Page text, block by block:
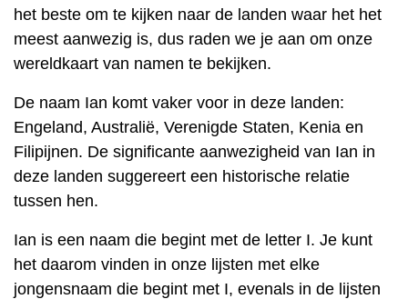
het beste om te kijken naar de landen waar het het
meest aanwezig is, dus raden we je aan om onze
wereldkaart van namen te bekijken.
De naam Ian komt vaker voor in deze landen:
Engeland, Australië, Verenigde Staten, Kenia en
Filipijnen. De significante aanwezigheid van Ian in
deze landen suggereert een historische relatie
tussen hen.
Ian is een naam die begint met de letter I. Je kunt
het daarom vinden in onze lijsten met elke
jongensnaam die begint met I, evenals in de lijsten